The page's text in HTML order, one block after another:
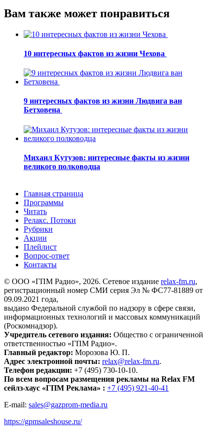
Вам также может понравиться
10 интересных фактов из жизни Чехова
9 интересных фактов из жизни Людвига ван
Бетховена
Михаил Кутузов: интересные факты из жизни
великого полководца
Главная страница
Программы
Читать
Релакс. Потоки
Рубрики
Акции
Плейлист
Вопрос-ответ
Контакты
© ООО «ГПМ Радио», 2026. Сетевое издание relax-fm.ru,
регистрационный номер СМИ серия Эл № ФС77-81889 от
09.09.2021 года,
выдано Федеральной службой по надзору в сфере связи,
информационных технологий и массовых коммуникаций
(Роскомнадзор).
Учредитель сетевого издания: Общество с ограниченной
ответственностью «ГПМ Радио».
Главный редактор: Морозова Ю. П.
Адрес электронной почты: relax@relax-fm.ru.
Телефон редакции: +7 (495) 730-10-10.
По всем вопросам размещения рекламы на Relax FM
сейлз-хаус «ГПМ Реклама» : +7 (495) 921-40-41
E-mail: sales@gazprom-media.ru
https://gpmsaleshouse.ru/